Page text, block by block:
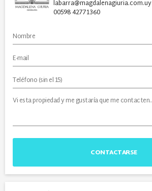
labarra@magdalenagiuria.com.uy
00598 42771360
CONTACTARSE